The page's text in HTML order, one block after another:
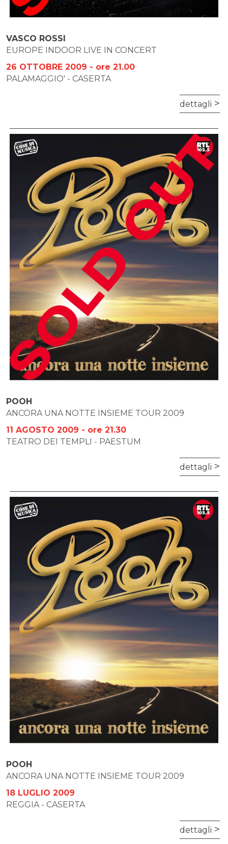
VASCO ROSSI
EUROPE INDOOR LIVE IN CONCERT
26 OTTOBRE 2009 - ore 21.00
PALAMAGGIO' - CASERTA
dettagli
POOH
ANCORA UNA NOTTE INSIEME TOUR 2009
11 AGOSTO 2009 - ore 21.30
TEATRO DEI TEMPLI - PAESTUM
dettagli
POOH
ANCORA UNA NOTTE INSIEME TOUR 2009
18 LUGLIO 2009
REGGIA - CASERTA
dettagli